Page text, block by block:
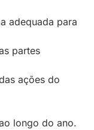
adequada para
partes
ações do
longo do ano.